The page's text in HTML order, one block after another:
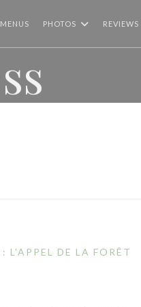
MENUS PHOTOS REVIEWS
L'APPEL DE LA FORÊT